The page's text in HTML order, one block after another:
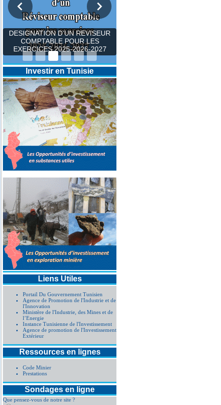
DESIGNATION D’UN REVISEUR
COMPTABLE POUR LES
EXERCICES 2025-2026-2027
Investir en Tunisie
Liens Utiles
Portail Du Gouvernement Tunisien
Agence de Promotion de l'Industrie et de
l'Innovation
Ministère de l'Industrie, des Mines et de
l’Energie
Instance Tunisienne de l'Investissement
Agence de promotion de l'Investissement
Extérieur
Ressources en lignes
Code Minier
Prestations
Sondages en ligne
Que pensez-vous de notre site ?